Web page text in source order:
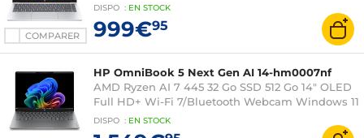
COMPARER
DISPO : EN STOCK
999€95
HP OmniBook 5 Next Gen AI 14-hm0007nf
AMD Ryzen AI 7 445 32 Go SSD 512 Go 14" OLED
Full HD+ Wi-Fi 7/Bluetooth Webcam Windows 11
Famille
DISPO : EN STOCK